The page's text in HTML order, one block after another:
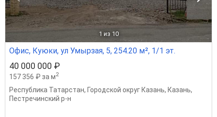
1 из 10
Офис, Куюки, ул Умырзая, 5, 254.20 м², 1/1 эт.
40 000 000 ₽
157 356 ₽ за м2
Республика Татарстан, Городской округ Казань, Казань,
Пестречинский р-н